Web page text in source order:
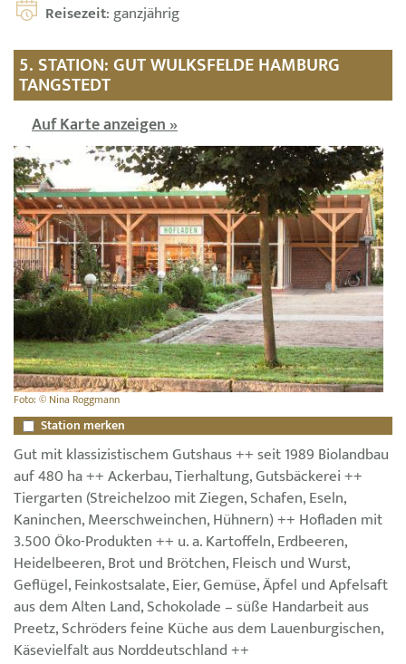
Reisezeit: ganzjährig
5. STATION: GUT WULKSFELDE HAMBURG
TANGSTEDT
Auf Karte anzeigen »
Foto: © Nina Roggmann
Station merken
Gut mit klassizistischem Gutshaus ++ seit 1989 Biolandbau
auf 480 ha ++ Ackerbau, Tierhaltung, Gutsbäckerei ++
Tiergarten (Streichelzoo mit Ziegen, Schafen, Eseln,
Kaninchen, Meerschweinchen, Hühnern) ++ Hofladen mit
3.500 Öko-Produkten ++ u. a. Kartoffeln, Erdbeeren,
Heidelbeeren, Brot und Brötchen, Fleisch und Wurst,
Geflügel, Feinkostsalate, Eier, Gemüse, Äpfel und Apfelsaft
aus dem Alten Land, Schokolade – süße Handarbeit aus
Preetz, Schröders feine Küche aus dem Lauenburgischen,
Käsevielfalt aus Norddeutschland ++